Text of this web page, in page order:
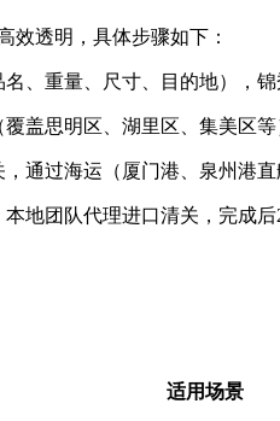
效透明，具体步骤如下：
、重量、尺寸、目的地），
覆盖思明区、湖里区、集美区
通过海运（厦门港、泉州港
本地团队代理进口清关，完成
适用场景